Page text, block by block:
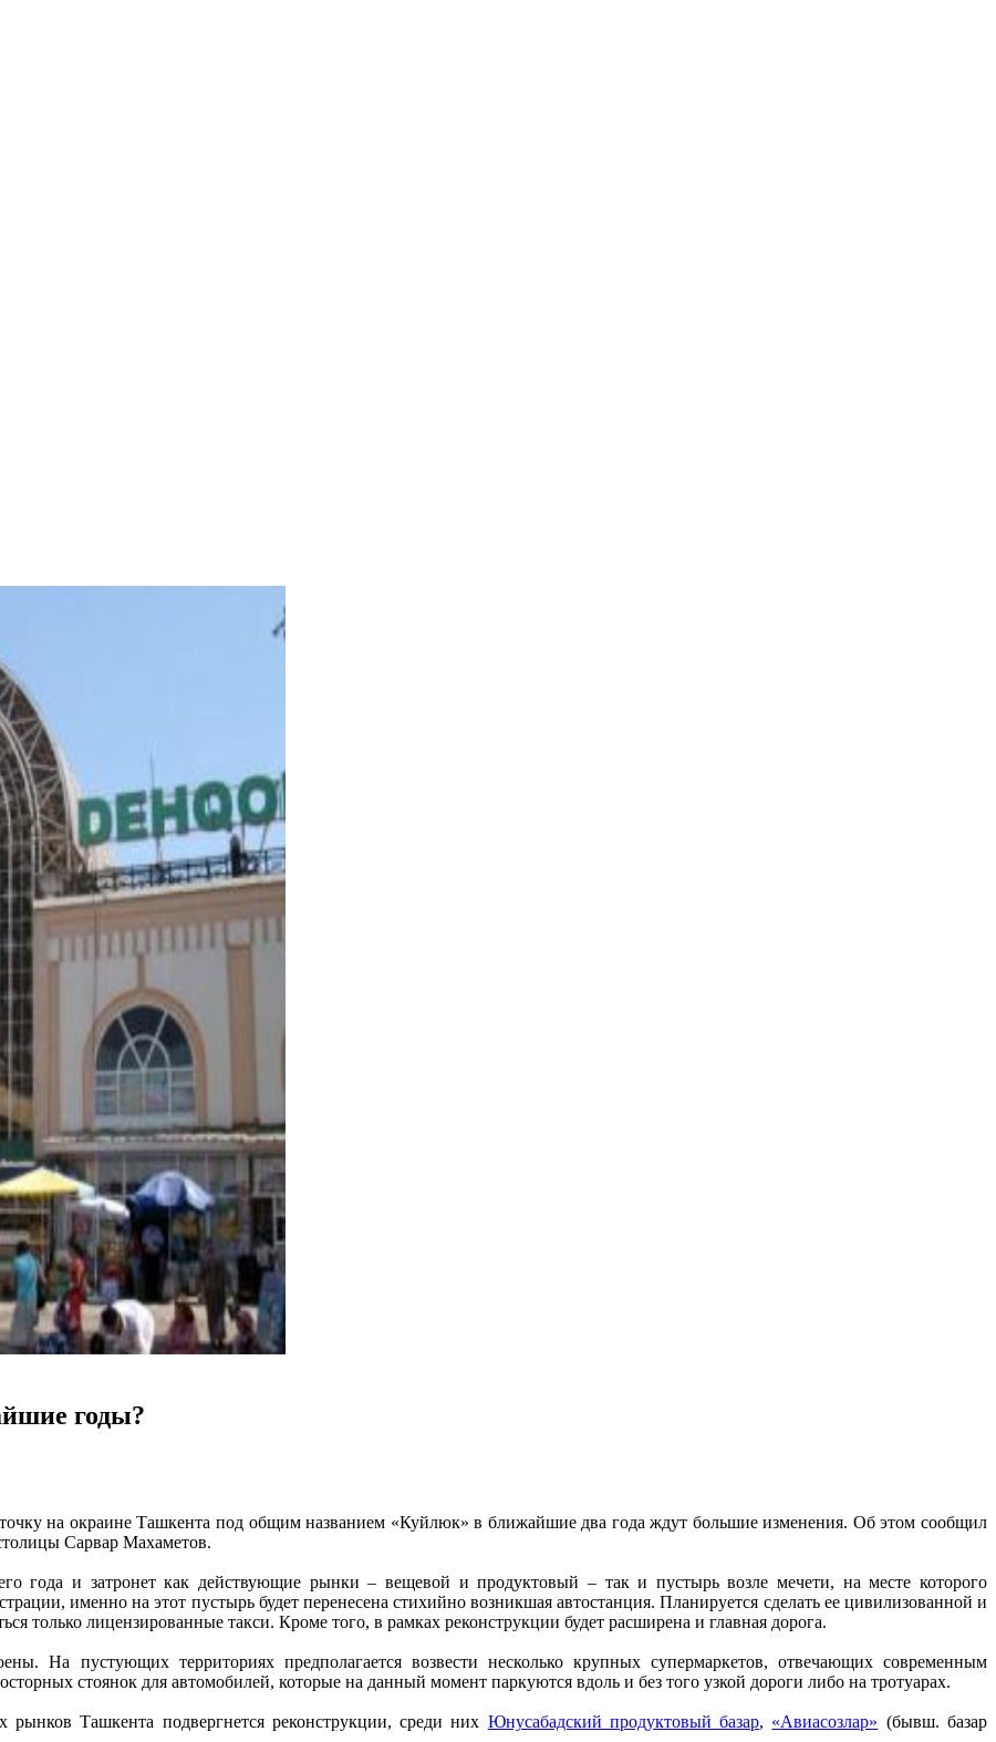
годы?
на окраине Ташкента под общим названием «Куйлюк» в ближайшие два года ждут большие изменения. Об этом сообщил
Сарвар Махаметов.
года и затронет как действующие рынки – вещевой и продуктовый – так и пустырь возле мечети, на месте которого
именно на этот пустырь будет перенесена стихийно возникшая автостанция. Планируется сделать ее цивилизованной и
только лицензированные такси. Кроме того, в рамках реконструкции будет расширена и главная дорога.
На пустующих территориях предполагается возвести несколько крупных супермаркетов, отвечающих современным
стоянок для автомобилей, которые на данный момент паркуются вдоль и без того узкой дороги либо на тротуарах.
Ташкента подвергнется реконструкции, среди них Юнусабадский продуктовый базар, «Авиасозлар» (бывш. базар